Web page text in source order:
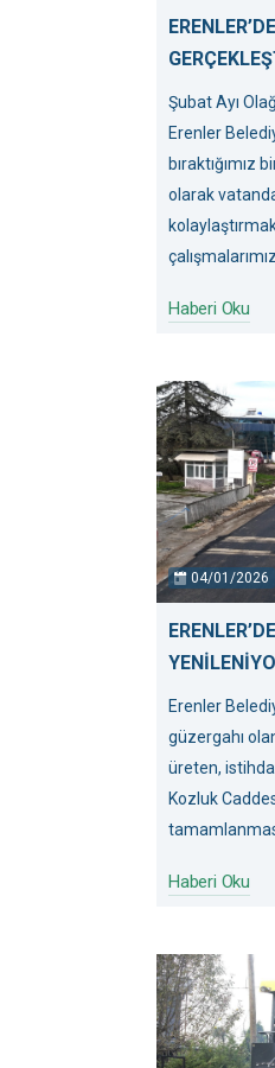
Şubat Ayı
Erenler
bıraktığımız
olarak
Haberi Oku
04/01/2026
Erenler
güzergahı
üreten,
Kozluk
Haberi Oku